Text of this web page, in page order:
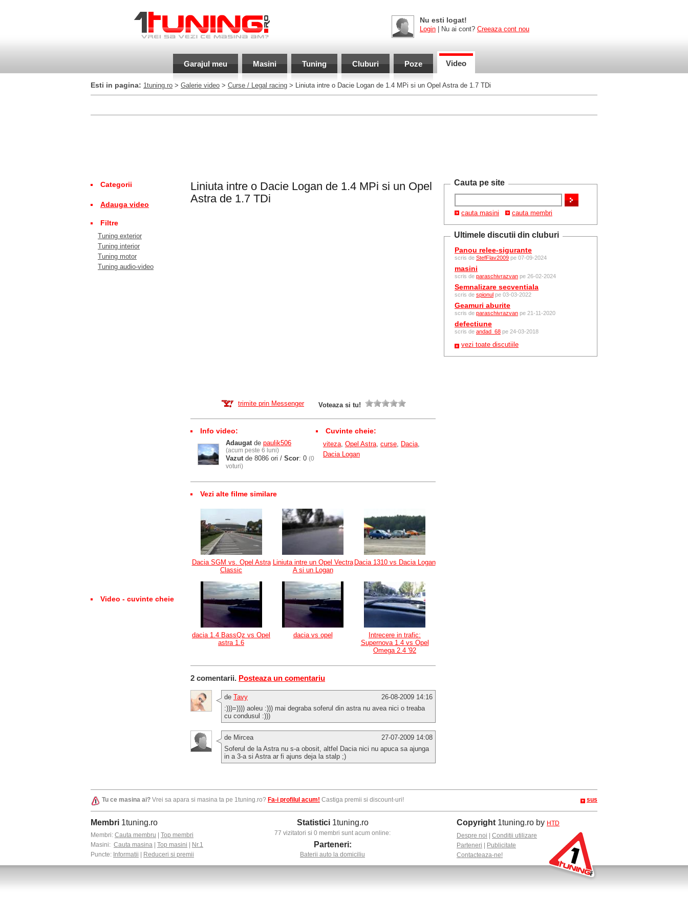
Nu esti logat!
Login | Nu ai cont? Creeaza cont nou
Garajul meu Masini Tuning Cluburi Poze Video
Esti in pagina: 1tuning.ro > Galerie video > Curse / Legal racing > Liniuta intre o Dacie Logan de 1.4 MPi si un Opel Astra de 1.7 TDi
Cauta pe site
cauta masini cauta membri
Ultimele discutii din cluburi
Panou relee-sigurante
scris de StefFlav2009 pe 07-09-2024
masini
scris de paraschivrazvan pe 26-02-2024
Semnalizare secventiala
scris de spionul pe 03-03-2022
Geamuri aburite
scris de paraschivrazvan pe 21-11-2020
defectiune
scris de andad_68 pe 24-03-2018
vezi toate discutiile
Categorii
Adauga video
Filtre
Tuning exterior
Tuning interior
Tuning motor
Tuning audio-video
Video - cuvinte cheie
Liniuta intre o Dacie Logan de 1.4 MPi si un Opel
Astra de 1.7 TDi
trimite prin Messenger Voteaza si tu!
Info video:
Adaugatde paulik506
(acum peste 6 luni)
Vazutde 8086 ori / Scor: 0 (0
voturi)
Cuvinte cheie:
viteza, Opel Astra, curse, Dacia,
Dacia Logan
Vezi alte filme similare
Dacia SGM vs. Opel Astra
Classic
Liniuta intre un Opel Vectra
A si un Logan
Dacia 1310 vs Dacia Logan
dacia 1.4 BassQz vs Opel
astra 1.6
dacia vs opel
Intrecere in trafic:
Supernova 1.4 vs Opel
Omega 2.4 '92
2 comentarii. Posteaza un comentariu
26-08-2009 14:16
de Tavy
:)))=)))) aoleu :))) mai degraba soferul din astra nu avea nici o treaba
cu condusul :)))
27-07-2009 14:08
de Mircea
Soferul de la Astra nu s-a obosit, altfel Dacia nici nu apuca sa ajunga
in a 3-a si Astra ar fi ajuns deja la stalp ;)
Tu ce masina ai? Vrei sa apara si masina ta pe 1tuning.ro? Fa-i profilul acum! Castiga premii si discount-uri! sus
Membri 1tuning.ro
Membri: Cauta membru
Top membri
Masini: Cauta masina Top masini
Nr.1
Puncte: Informatii Reduceri si premii
Statistici 1tuning.ro
77 vizitatori si 0 membri sunt acum online:
Parteneri:
Baterii auto la domiciliu
Copyright 1tuning.ro by HTD
Despre noi
Conditii utilizare
Parteneri
Publicitate
Contacteaza-ne!